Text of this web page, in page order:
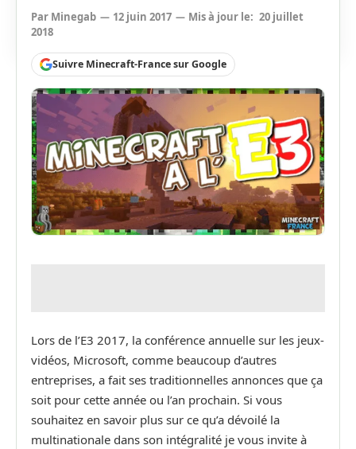
Par Minegab 12 juin 2017 Mis à jour le: 20 juillet
2018
Suivre Minecraft-France sur Google
Lors de l’E3 2017, la conférence annuelle sur les jeux-
vidéos, Microsoft, comme beaucoup d’autres
entreprises, a fait ses traditionnelles annonces que ça
soit pour cette année ou l’an prochain. Si vous
souhaitez en savoir plus sur ce qu’a dévoilé la
multinationale dans son intégralité je vous invite à